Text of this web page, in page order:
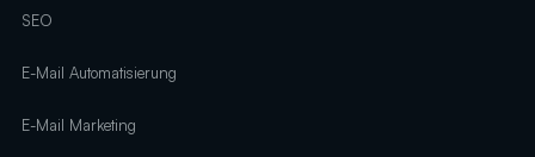
SEO
E-Mail Automatisierung
E-Mail Marketing